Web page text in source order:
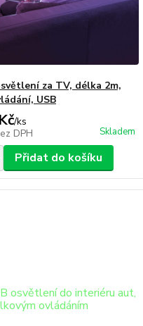
za TV, délka 2m,
USB
/ks
DPH Skladem
Přidat do košíku